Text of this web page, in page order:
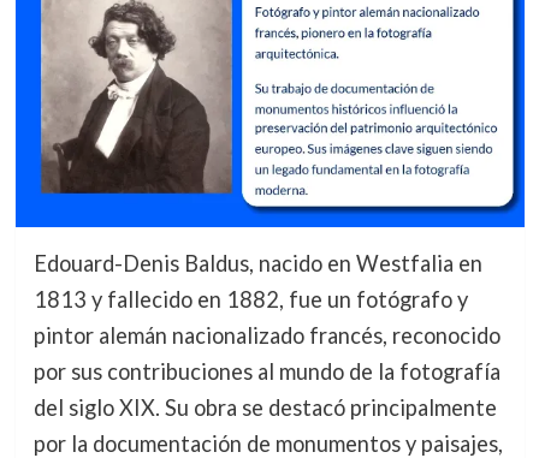
Edouard-Denis Baldus, nacido en Westfalia en
1813 y fallecido en 1882, fue un fotógrafo y
pintor alemán nacionalizado francés, reconocido
por sus contribuciones al mundo de la fotografía
del siglo XIX. Su obra se destacó principalmente
por la documentación de monumentos y paisajes,